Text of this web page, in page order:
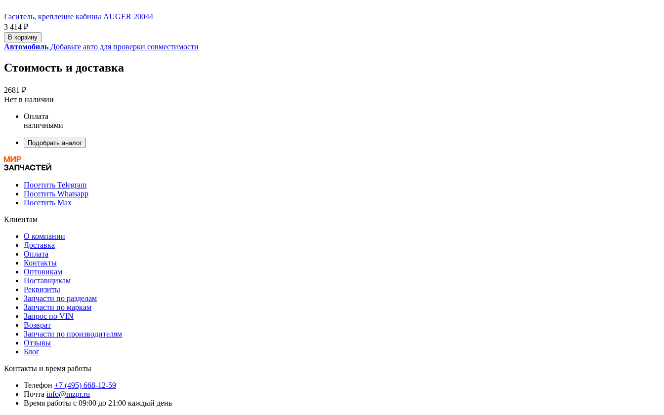
Гаситель, крепление кабины AUGER 20044
3 414 ₽
В корзину
Автомобиль Добавьте авто для проверки совместимости
Стоимость и доставка
2681 ₽
Нет в наличии
Оплата
наличными
Подобрать аналог
Посетить Telegram
Посетить Whatsapp
Посетить Max
Клиентам
О компании
Доставка
Оплата
Контакты
Оптовикам
Поставщикам
Реквизиты
Запчасти по разделам
Запчасти по маркам
Запрос по VIN
Возврат
Запчасти по производителям
Отзывы
Блог
Контакты и время работы
Телефон +7 (495) 668-12-59
Почта info@mzpr.ru
Время работы с 09:00 до 21:00 каждый день